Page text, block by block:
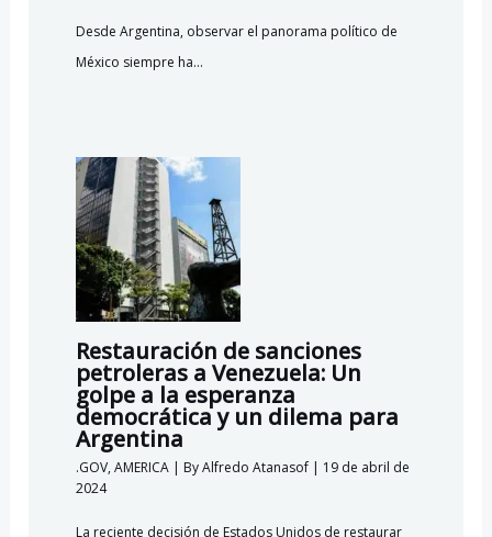
Desde Argentina, observar el panorama político de
México siempre ha…
Restauración de sanciones
petroleras a Venezuela: Un
golpe a la esperanza
democrática y un dilema para
Argentina
.GOV,AMERICA| ByAlfredo Atanasof | 19 de abril de
2024
La reciente decisión de Estados Unidos de restaurar